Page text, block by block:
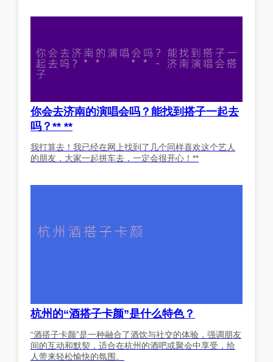
你会去济南的演唱会吗？能找到搭子一起去
吗？** **
我打算去！我已经在网上找到了几个同样喜欢这个艺人
的朋友，大家一起拼车去，一定会很开心！**
杭州的“酒搭子卡颜”是什么特色？
“酒搭子卡颜”是一种融合了酒饮与社交的体验，强调朋友
间的互动和默契，适合在杭州的酒吧或聚会中享受，给
人带来轻松愉快的氛围。